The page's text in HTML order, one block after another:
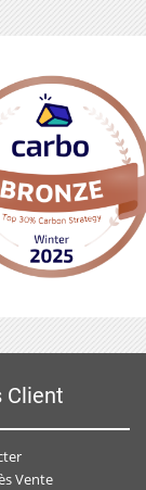
Client
Vente